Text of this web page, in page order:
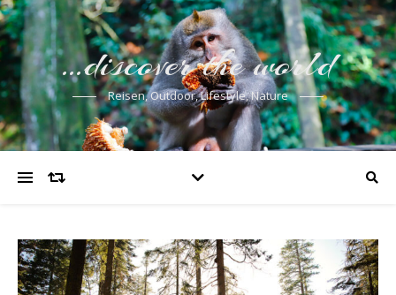
…discover the world
Reisen, Outdoor, Lifestyle, Nature